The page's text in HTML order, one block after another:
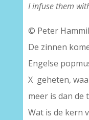
I infuse them
© Peter
De zinnen
Engelse
X geheten,
meer is dan de
Wat is de kern